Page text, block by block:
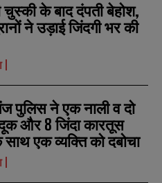
चुस्की के बाद दंपती बेहोश,
ने उड़ाई जिंदगी भर की
पुलिस ने एक नाली व दो
और 8 जिंदा कारतूस
एक व्यक्ति को दबोचा